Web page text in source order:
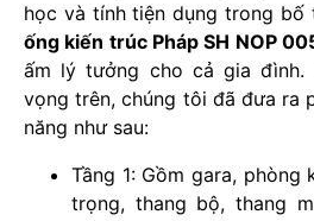
học và tính tiện dụng trong bố
ống kiến trúc Pháp SH NOP
ấm lý tưởng cho cả gia đình.
vọng trên, chúng tôi đã đưa ra
năng như sau:
Tầng 1: Gồm gara, phòng
trọng, thang bộ, thang